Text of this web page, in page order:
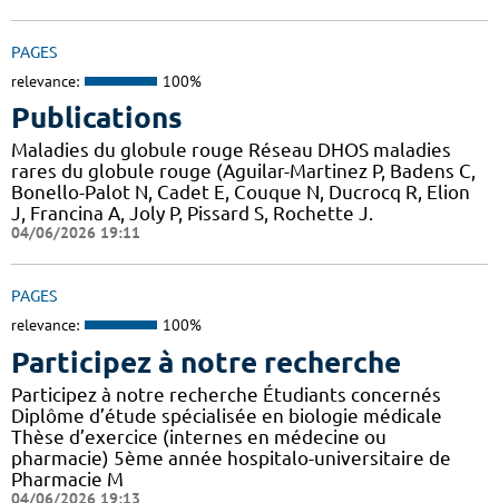
PAGES
relevance: 100%
Publications
Maladies du globule rouge Réseau DHOS maladies
rares du globule rouge (Aguilar-Martinez P, Badens C,
Bonello-Palot N, Cadet E, Couque N, Ducrocq R, Elion
J, Francina A, Joly P, Pissard S, Rochette J.
04/06/2026 19:11
PAGES
relevance: 100%
Participez à notre recherche
Participez à notre recherche Étudiants concernés
Diplôme d’étude spécialisée en biologie médicale
Thèse d’exercice (internes en médecine ou
pharmacie) 5ème année hospitalo-universitaire de
Pharmacie M
04/06/2026 19:13